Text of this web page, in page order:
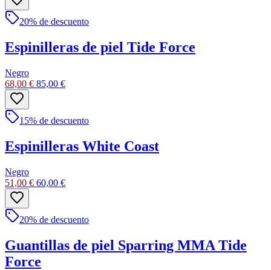
20% de descuento
Espinilleras de piel Tide Force
Negro
68,00 € 85,00 €
15% de descuento
Espinilleras White Coast
Negro
51,00 € 60,00 €
20% de descuento
Guantillas de piel Sparring MMA Tide
Force